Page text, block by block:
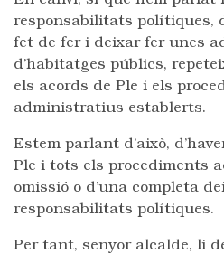
responsabilitats polítiques,
fet de fer i deixar fer unes
d’habitatges públics,
els acords de Ple i els
administratius establerts.
Estem parlant d’això,
Ple i tots els procediments
omissió o d’una completa
responsabilitats polítiques.
Per tant, senyor alcalde, li